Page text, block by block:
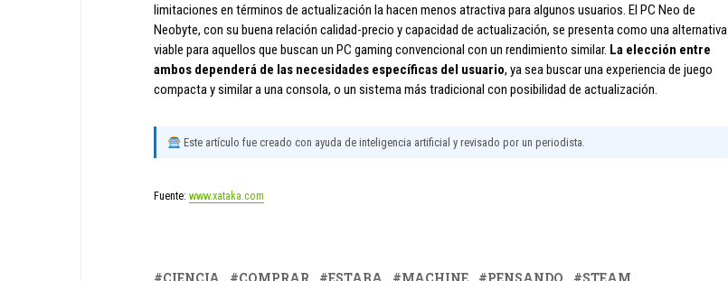
limitaciones en términos de actualización la hacen menos atractiva para algunos usuarios. El PC Neo de
Neobyte, con su buena relación calidad-precio y capacidad de actualización, se presenta como una alternativa
viable para aquellos que buscan un PC gaming convencional con un rendimiento similar. La elección entre
ambos dependerá de las necesidades específicas del usuario, ya sea buscar una experiencia de juego
compacta y similar a una consola, o un sistema más tradicional con posibilidad de actualización.
Este artículo fue creado con ayuda de inteligencia artificial y revisado por un periodista.
Fuente: www.xataka.com